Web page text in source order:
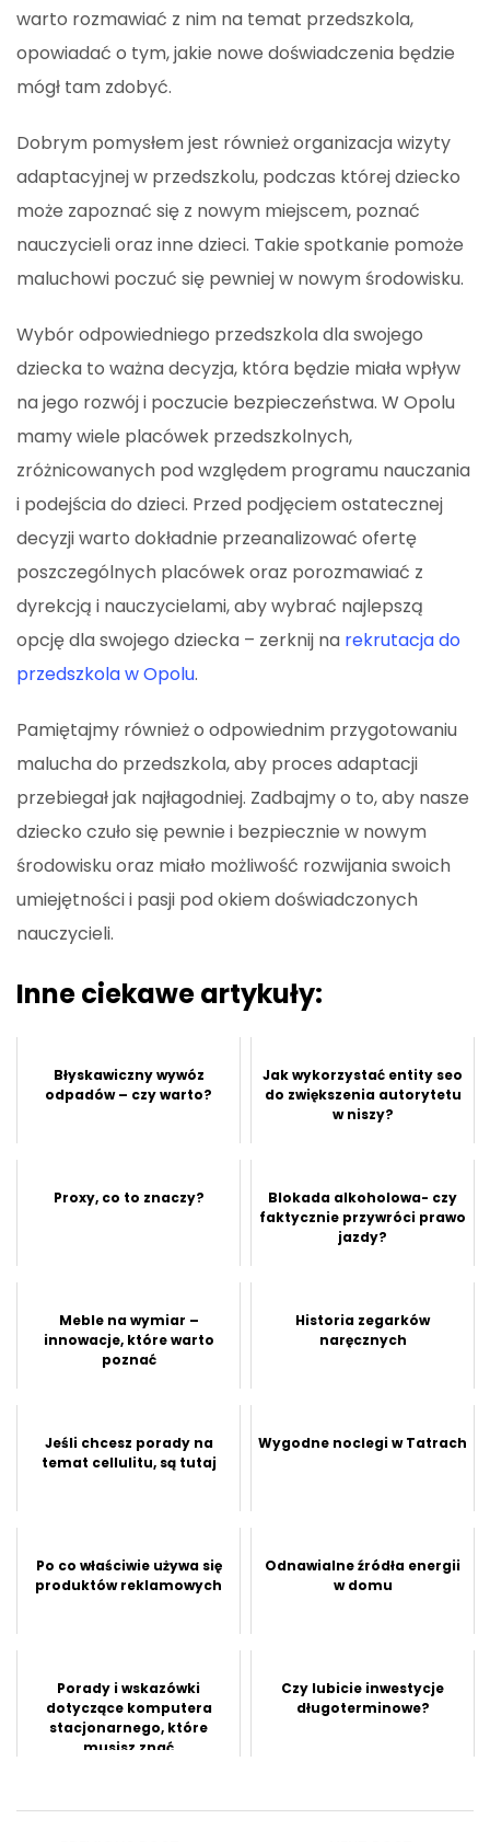
warto rozmawiać z nim na temat przedszkola,
opowiadać o tym, jakie nowe doświadczenia będzie
mógł tam zdobyć.
Dobrym pomysłem jest również organizacja wizyty
adaptacyjnej w przedszkolu, podczas której dziecko
może zapoznać się z nowym miejscem, poznać
nauczycieli oraz inne dzieci. Takie spotkanie pomoże
maluchowi poczuć się pewniej w nowym środowisku.
Wybór odpowiedniego przedszkola dla swojego
dziecka to ważna decyzja, która będzie miała wpływ
na jego rozwój i poczucie bezpieczeństwa. W Opolu
mamy wiele placówek przedszkolnych,
zróżnicowanych pod względem programu nauczania
i podejścia do dzieci. Przed podjęciem ostatecznej
decyzji warto dokładnie przeanalizować ofertę
poszczególnych placówek oraz porozmawiać z
dyrekcją i nauczycielami, aby wybrać najlepszą
opcję dla swojego dziecka – zerknij na rekrutacja do
przedszkola w Opolu.
Pamiętajmy również o odpowiednim przygotowaniu
malucha do przedszkola, aby proces adaptacji
przebiegał jak najłagodniej. Zadbajmy o to, aby nasze
dziecko czuło się pewnie i bezpiecznie w nowym
środowisku oraz miało możliwość rozwijania swoich
umiejętności i pasji pod okiem doświadczonych
nauczycieli.
Inne ciekawe artykuły:
Błyskawiczny wywóz
odpadów – czy warto?
Jak wykorzystać entity seo
do zwiększenia autorytetu
w niszy?
Proxy, co to znaczy?
Blokada alkoholowa- czy
faktycznie przywróci prawo
jazdy?
Meble na wymiar –
innowacje, które warto
poznać
Historia zegarków
naręcznych
Jeśli chcesz porady na
temat cellulitu, są tutaj
Wygodne noclegi w Tatrach
Po co właściwie używa się
produktów reklamowych
Odnawialne źródła energii
w domu
Porady i wskazówki
dotyczące komputera
stacjonarnego, które
musisz znać
Czy lubicie inwestycje
długoterminowe?